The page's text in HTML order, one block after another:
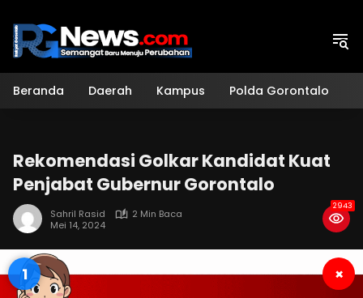
konten
Beranda Daerah Kampus Polda Gorontalo
Rekomendasi Golkar Kandidat Kuat
Penjabat Gubernur Gorontalo
Sahril Rasid
2 Min Baca
Mei 14, 2024
2943
0 ×